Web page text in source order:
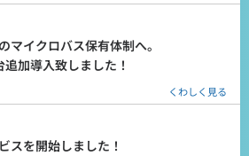
マイクロバス保有体制へ。
加導入致しました！
くわしく見る
スを開始しました！